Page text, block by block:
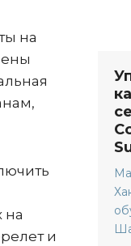
на
на
и